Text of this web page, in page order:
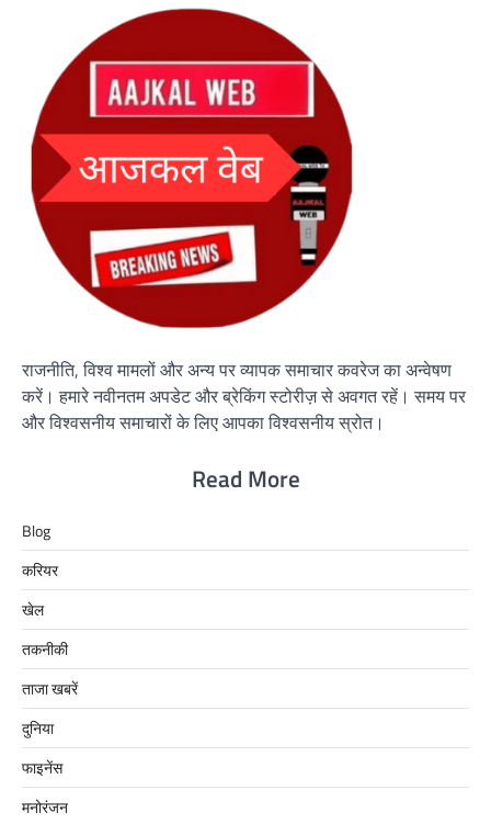
राजनीति, विश्व मामलों और अन्य पर व्यापक समाचार कवरेज का अन्वेषण
करें। हमारे नवीनतम अपडेट और ब्रेकिंग स्टोरीज़ से अवगत रहें। समय पर
और विश्वसनीय समाचारों के लिए आपका विश्वसनीय स्रोत।
Read More
Blog
करियर
खेल
तकनीकी
ताजा खबरें
दुनिया
फाइनेंस
मनोरंजन